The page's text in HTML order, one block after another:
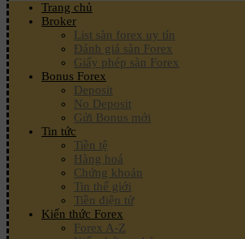
Trang chủ
Broker
List sàn forex uy tín
Đánh giá sàn Forex
Giấy phép sàn Forex
Bonus Forex
Deposit
No Deposit
Gửi Bonus mới
Tin tức
Tiền tệ
Hàng hoá
Chứng khoán
Tin thế giới
Tiền điện tử
Kiến thức Forex
Forex A-Z